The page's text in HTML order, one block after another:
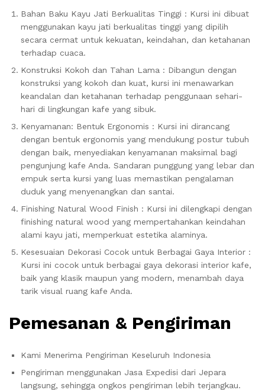
Bahan Baku Kayu Jati Berkualitas Tinggi : Kursi ini dibuat
menggunakan kayu jati berkualitas tinggi yang dipilih
secara cermat untuk kekuatan, keindahan, dan ketahanan
terhadap cuaca.
Konstruksi Kokoh dan Tahan Lama : Dibangun dengan
konstruksi yang kokoh dan kuat, kursi ini menawarkan
keandalan dan ketahanan terhadap penggunaan sehari-
hari di lingkungan kafe yang sibuk.
Kenyamanan: Bentuk Ergonomis : Kursi ini dirancang
dengan bentuk ergonomis yang mendukung postur tubuh
dengan baik, menyediakan kenyamanan maksimal bagi
pengunjung kafe Anda. Sandaran punggung yang lebar dan
empuk serta kursi yang luas memastikan pengalaman
duduk yang menyenangkan dan santai.
Finishing Natural Wood Finish : Kursi ini dilengkapi dengan
finishing natural wood yang mempertahankan keindahan
alami kayu jati, memperkuat estetika alaminya.
Kesesuaian Dekorasi Cocok untuk Berbagai Gaya Interior :
Kursi ini cocok untuk berbagai gaya dekorasi interior kafe,
baik yang klasik maupun yang modern, menambah daya
tarik visual ruang kafe Anda.
Pemesanan & Pengiriman
Kami Menerima Pengiriman Keseluruh Indonesia
Pengiriman menggunakan Jasa Expedisi dari Jepara
langsung, sehingga ongkos pengiriman lebih terjangkau.